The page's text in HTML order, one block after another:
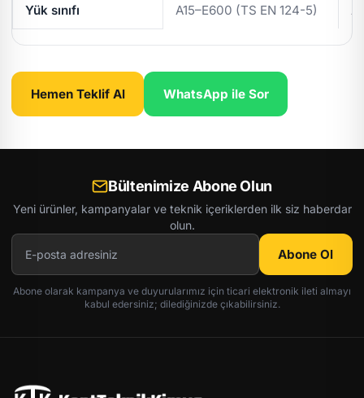
Yük sınıfı A15–E600 (TS EN 124-5)
Hemen Teklif Al WhatsApp ile Sor
Bültenimize Abone Olun
Yeni ürünler, kampanyalar ve teknik içeriklerden ilk siz haberdar
olun.
Abone Ol
Abone olarak kampanya ve duyurularımız için ticari elektronik ileti almayı
kabul edersiniz; dilediğinizde çıkabilirsiniz.